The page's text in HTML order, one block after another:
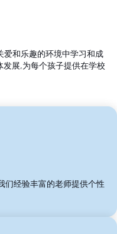
爱和乐趣的环境中学习和成
展,为每个孩子提供在学校
们经验丰富的老师提供个性